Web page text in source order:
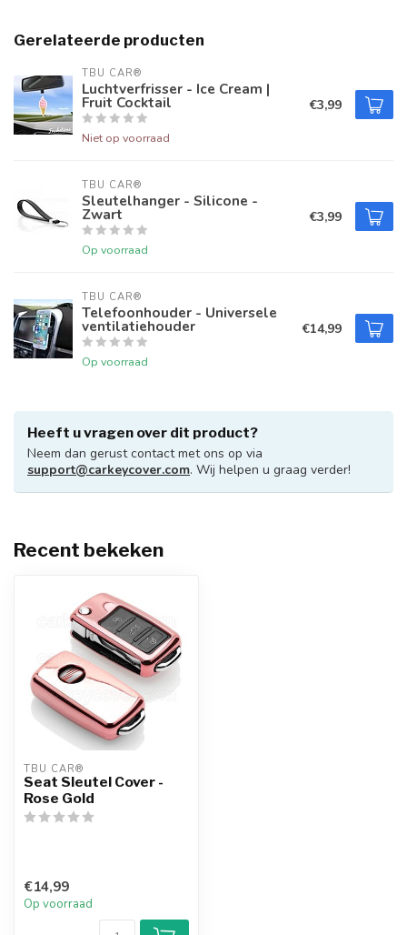
Gerelateerde producten
TBU CAR®
Luchtverfrisser - Ice Cream |
Fruit Cocktail
Niet op voorraad
€3,99
TBU CAR®
Sleutelhanger - Silicone -
Zwart
Op voorraad
€3,99
TBU CAR®
Telefoonhouder - Universele
ventilatiehouder
Op voorraad
€14,99
Heeft u vragen over dit product?
Neem dan gerust contact met ons op via
support@carkeycover.com. Wij helpen u graag verder!
Recent bekeken
TBU CAR®
Seat Sleutel Cover -
Rose Gold
€14,99
Op voorraad